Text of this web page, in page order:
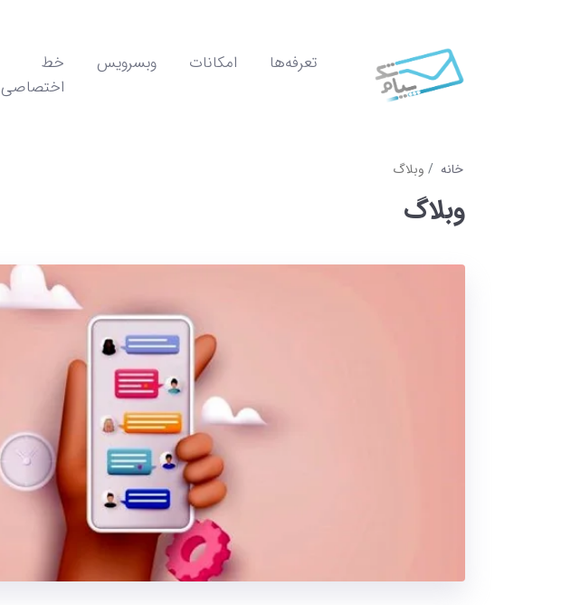
تعرفه‌ها امکانات وبسرویس
خط
اختصاصی
خانه وبلاگ
وبلاگ